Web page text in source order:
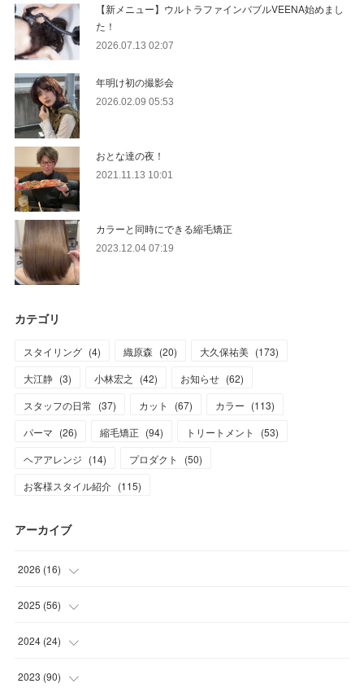
【新メニュー】ウルトラファインバブルVEENA始めまし
た！
2026.07.13 02:07
年明け初の撮影会
2026.02.09 05:53
おとな達の夜！
2021.11.13 10:01
カラーと同時にできる縮毛矯正
2023.12.04 07:19
カテゴリ
スタイリング (4) 織原森 (20) 大久保祐美 (173)
大江静 (3) 小林宏之 (42) お知らせ (62)
スタッフの日常 (37) カット (67) カラー (113)
パーマ (26) 縮毛矯正 (94) トリートメント (53)
ヘアアレンジ (14) プロダクト (50)
お客様スタイル紹介 (115)
アーカイブ
2026 (16)
(1
(1
(7
2025 (56)
(5
(11 )
2024 (24)
(1
2023 (90)